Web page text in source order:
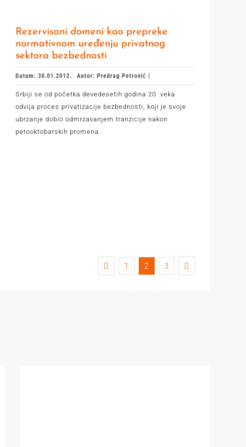
Rezervisani domeni kao prepreke
normativnom uređenju privatnog
sektora bezbednosti
Datum: 30.01.2012. Autor: Predrag Petrović |
Srbiji se od početka devedesetih godina 20. veka
odvija proces privatizacije bezbednosti, koji je svoje
ubrzanje dobio odmrzavanjem tranzicije nakon
petooktobarskih promena.
1 2 3